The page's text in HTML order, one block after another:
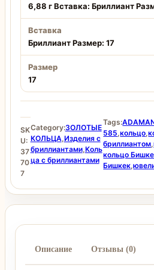
6,88 г Вставка: Бриллиант
Вставка
Бриллиант Размер: 17
Размер
17
SK
U:
37
70
7
Category:ЗОЛОТЫЕ
КОЛЬЦА,Изделия с
бриллиантами,Коль
ца с бриллиантами
Tags:
585,кольцо,
бриллиантом,
кольцо
Бишкек,
Описание Отзывы (0)